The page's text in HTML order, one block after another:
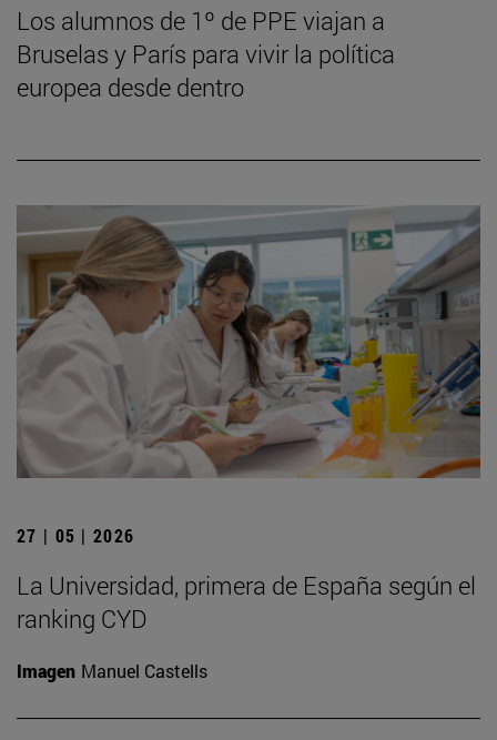
Los alumnos de 1º de PPE viajan a
Bruselas y París para vivir la política
europea desde dentro
27 | 05 | 2026
La Universidad, primera de España según el
ranking CYD
Imagen Manuel Castells